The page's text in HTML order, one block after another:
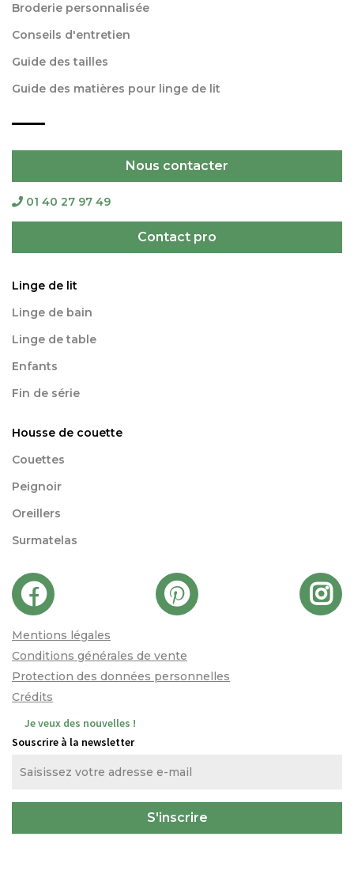
Broderie personnalisée
Conseils d'entretien
Guide des tailles
Guide des matières pour linge de lit
Nous contacter
01 40 27 97 49
Contact pro
Linge de lit
Linge de bain
Linge de table
Enfants
Fin de série
Housse de couette
Couettes
Peignoir
Oreillers
Surmatelas
Mentions légales
Conditions générales de vente
Protection des données personnelles
Crédits
Je veux des nouvelles !
Souscrire à la newsletter